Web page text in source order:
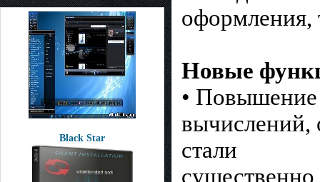
Black Star
оформления,
Новые
• Повышение
вычислений,
стали